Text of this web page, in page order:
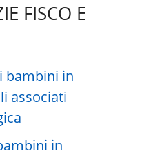
FISCO E
in